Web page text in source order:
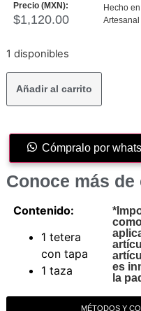
Precio (MXN):
$1,120.00
Hecho
1 disponibles
Añadir al carrito
Cómpralo por
Conoce más
Contenido:
1 tetera
con tapa
1 taza
es
la
MÉTODOS Y